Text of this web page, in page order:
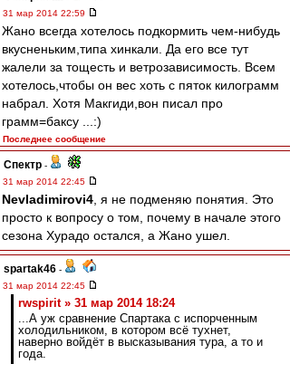
31 мар 2014 22:59
Жано всегда хотелось подкормить чем-нибудь
вкусненьким,типа хинкали. Да его все тут
жалели за тощесть и ветрозависимость. Всем
хотелось,чтобы он вес хоть с пяток килограмм
набрал. Хотя Макгиди,вон писал про
грамм=баксу ...:)
Последнее сообщение
Спектр -
31 мар 2014 22:45
Nevladimirovi4 , я не подменяю понятия. Это
просто к вопросу о том, почему в начале этого
сезона Хурадо остался, а Жано ушел.
spartak46 -
31 мар 2014 22:45
rwspirit » 31 мар 2014 18:24
...А уж сравнение Спартака с испорченным
холодильником, в котором всё тухнет,
наверно войдёт в высказывания тура, а то и
года.